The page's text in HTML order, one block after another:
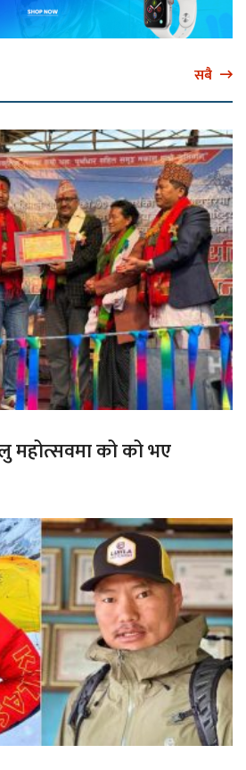
सबै
को को भए